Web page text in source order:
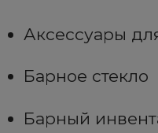
Аксессуары
Барное стекло
Барный